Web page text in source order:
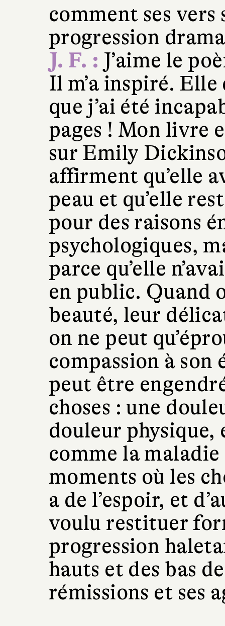
comment ses
progression
J. F. : J’aime le
Il m’a inspiré.
que j’ai été
pages ! Mon livre
sur Emily
affirment qu’elle
peau et qu’elle
pour des raisons
psychologiques,
parce qu’elle
en public. Quand
beauté, leur
on ne peut
compassion à son
peut être
choses : une
douleur
comme la
moments où les
a de l’espoir, et
voulu restituer
progression
hauts et des bas
rémissions et ses